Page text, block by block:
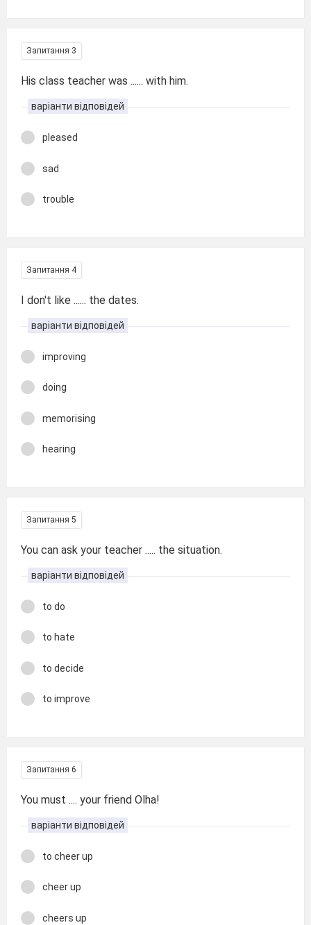
Запитання 3
His class teacher was ...... with him.
варіанти відповідей
pleased
sad
trouble
Запитання 4
I don't like ...... the dates.
варіанти відповідей
improving
doing
memorising
hearing
Запитання 5
You can ask your teacher ..... the situation.
варіанти відповідей
to do
to hate
to decide
to improve
Запитання 6
You must .... your friend Olha!
варіанти відповідей
to cheer up
cheer up
cheers up